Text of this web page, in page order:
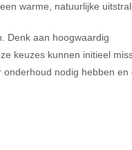
warme, natuurlijke
Denk aan hoogwaardig
keuzes kunnen initieel
nodig hebben en